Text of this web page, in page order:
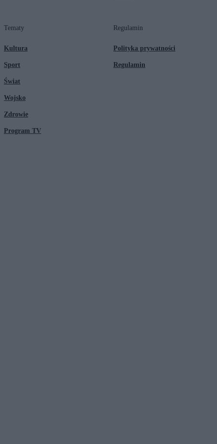
Tematy
Kultura
Sport
Świat
Wojsko
Zdrowie
Program TV
Regulamin
Polityka prywatności
Regulamin